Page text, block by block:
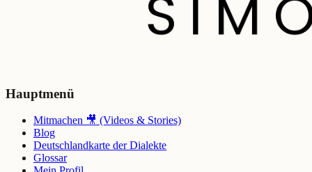
Hauptmenü
Mitmachen 🎥 (Videos & Stories)
Blog
Deutschlandkarte der Dialekte
Glossar